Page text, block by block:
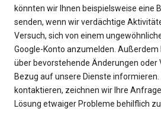
könnten wir Ihnen beispielsweise eine
senden, wenn wir verdächtige
Versuch, sich von einem
Google-Konto anzumelden. Außerdem
über bevorstehende Änderungen oder
Bezug auf unsere Dienste informieren.
kontaktieren, zeichnen wir Ihre
Lösung etwaiger Probleme behilflich zu